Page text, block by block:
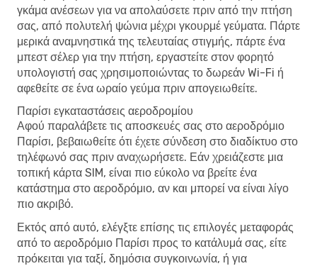
γκάμα ανέσεων για να απολαύσετε πριν από την πτήση
σας, από πολυτελή ψώνια μέχρι γκουρμέ γεύματα. Πάρτε
μερικά αναμνηστικά της τελευταίας στιγμής, πάρτε ένα
μπεστ σέλερ για την πτήση, εργαστείτε στον φορητό
υπολογιστή σας χρησιμοποιώντας το δωρεάν Wi-Fi ή
αφεθείτε σε ένα ωραίο γεύμα πριν απογειωθείτε.
Παρίσι εγκαταστάσεις αεροδρομίου
Αφού παραλάβετε τις αποσκευές σας στο αεροδρόμιο
Παρίσι, βεβαιωθείτε ότι έχετε σύνδεση στο διαδίκτυο στο
τηλέφωνό σας πριν αναχωρήσετε. Εάν χρειάζεστε μια
τοπική κάρτα SIM, είναι πιο εύκολο να βρείτε ένα
κατάστημα στο αεροδρόμιο, αν και μπορεί να είναι λίγο
πιο ακριβό.
Εκτός από αυτό, ελέγξτε επίσης τις επιλογές μεταφοράς
από το αεροδρόμιο Παρίσι προς το κατάλυμά σας, είτε
πρόκειται για ταξί, δημόσια συγκοινωνία, ή για